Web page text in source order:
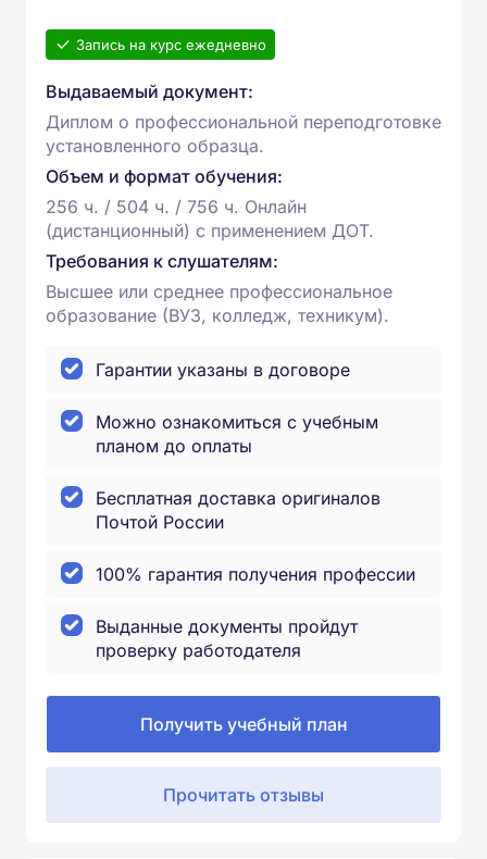
Запись на курс ежедневно
Выдаваемый документ:
Диплом о профессиональной переподготовке
установленного образца.
Объем и формат обучения:
256 ч. / 504 ч. / 756 ч. Онлайн
(дистанционный) с применением ДОТ.
Требования к слушателям:
Высшее или среднее профессиональное
образование (ВУЗ, колледж, техникум).
Гарантии указаны в договоре
Можно ознакомиться с учебным
планом до оплаты
Бесплатная доставка оригиналов
Почтой России
100% гарантия получения профессии
Выданные документы пройдут
проверку работодателя
Получить учебный план
Прочитать отзывы